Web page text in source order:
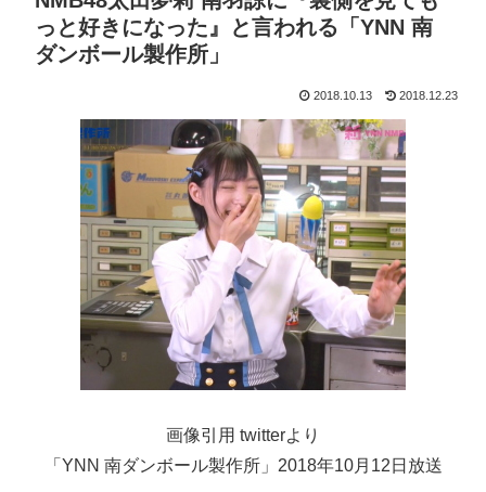
っと好きになった』と言われる「YNN 南
ダンボール製作所」
2018.10.13 2018.12.23
画像引用 twitterより
「YNN 南ダンボール製作所」2018年10月12日放送